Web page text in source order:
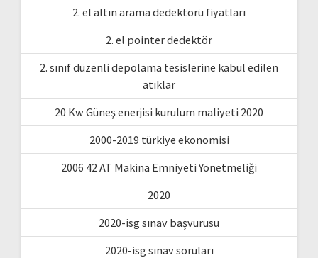
2. el altın arama dedektörü fiyatları
2. el pointer dedektör
2. sınıf düzenli depolama tesislerine kabul edilen
atıklar
20 Kw Güneş enerjisi kurulum maliyeti 2020
2000-2019 türkiye ekonomisi
2006 42 AT Makina Emniyeti Yönetmeliği
2020
2020-isg sınav başvurusu
2020-isg sınav soruları